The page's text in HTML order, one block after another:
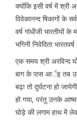
क्योंकि इसी वर्ष में श्री
विवेकानन्द षिकागों के
वर्ष गांधीजी भारतीयों
भगिनी निवेदिता
एक समय श्री अरविन्द
बाग के पास आर्इ तब
बढ़ा तो दुर्घटना हो
हो गया, परंतु उनके
घोड़े की लगाम हाथ में